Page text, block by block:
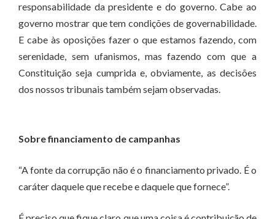
responsabilidade da presidente e do governo. Cabe ao
governo mostrar que tem condições de governabilidade.
E cabe às oposições fazer o que estamos fazendo, com
serenidade, sem ufanismos, mas fazendo com que a
Constituição seja cumprida e, obviamente, as decisões
dos nossos tribunais também sejam observadas.
Sobre financiamento de campanhas
“A fonte da corrupção não é o financiamento privado. É o
caráter daquele que recebe e daquele que fornece”.